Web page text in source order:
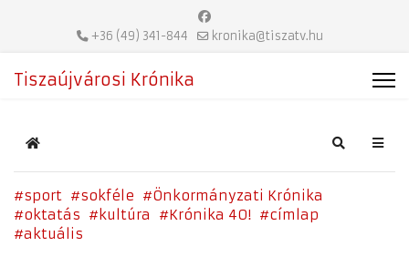
+36 (49) 341-844 kronika@tiszatv.hu
Tiszaújvárosi Krónika
Home Search
sport sokféle
Önkormányzati Krónika
oktatás
kultúra Krónika 40!
címlap
aktuális